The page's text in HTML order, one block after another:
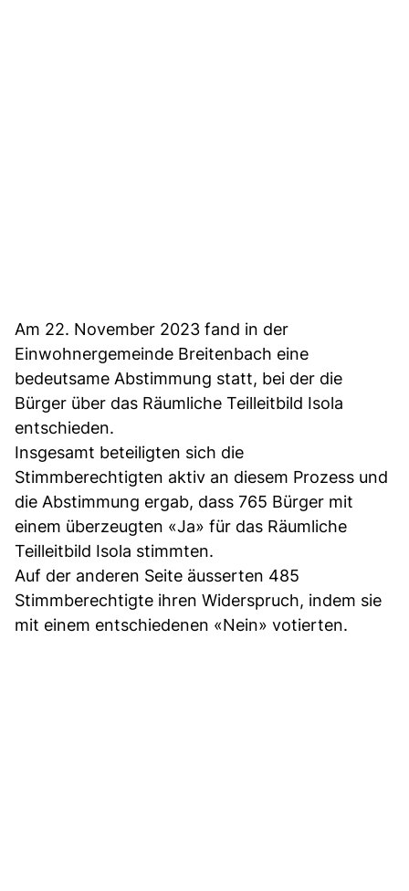
Am 22. November 2023 fand in der
Einwohnergemeinde Breitenbach eine
bedeutsame Abstimmung statt, bei der die
Bürger über das Räumliche Teilleitbild Isola
entschieden.
Insgesamt beteiligten sich die
Stimmberechtigten aktiv an diesem Prozess und
die Abstimmung ergab, dass 765 Bürger mit
einem überzeugten «Ja» für das Räumliche
Teilleitbild Isola stimmten.
Auf der anderen Seite äusserten 485
Stimmberechtigte ihren Widerspruch, indem sie
mit einem entschiedenen «Nein» votierten.